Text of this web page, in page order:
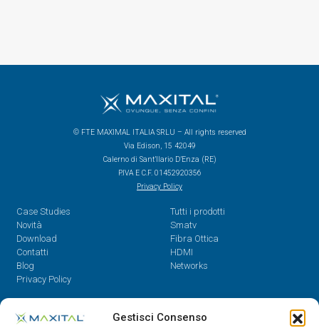
Gestisci Consenso
© FTE MAXIMAL ITALIA SRLU – All rights reserved
Via Edison, 15 42049
Calerno di Sant’Ilario D’Enza (RE)
P.IVA E C.F. 01452920356
Privacy Policy
Case Studies
Novità
Download
Contatti
Blog
Privacy Policy
Tutti i prodotti
Smatv
Fibra Ottica
HDMI
Networks
Contatti